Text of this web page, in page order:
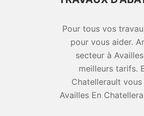
Pour tous vos
pour vous aider.
secteur à
meilleurs tarifs.
Chatellerault
Availles En